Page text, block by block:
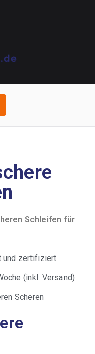
Schleifen für
und zertifiziert
(inkl. Versand)
Scheren